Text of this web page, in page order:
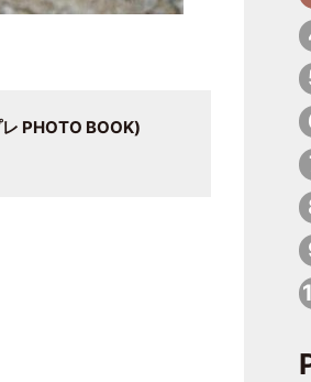
PHOTO BOOK)